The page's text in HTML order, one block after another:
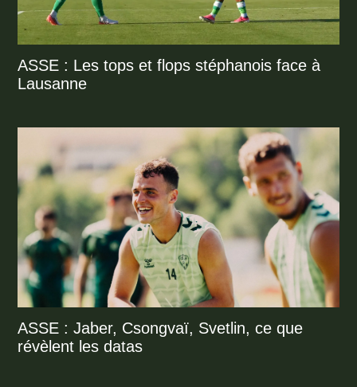
ASSE : Les tops et flops stéphanois face à
Lausanne
ASSE : Jaber, Csongvaï, Svetlin, ce que
révèlent les datas